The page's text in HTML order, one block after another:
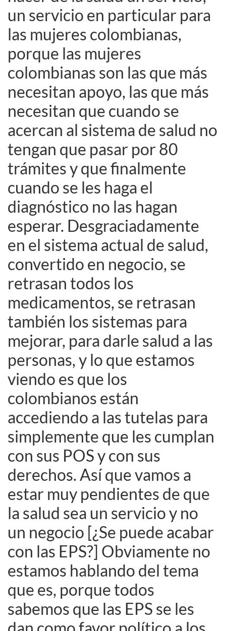
un servicio en particular para
las mujeres colombianas,
porque las mujeres
colombianas son las que más
necesitan apoyo, las que más
necesitan que cuando se
acercan al sistema de salud no
tengan que pasar por 80
trámites y que finalmente
cuando se les haga el
diagnóstico no las hagan
esperar. Desgraciadamente
en el sistema actual de salud,
convertido en negocio, se
retrasan todos los
medicamentos, se retrasan
también los sistemas para
mejorar, para darle salud a las
personas, y lo que estamos
viendo es que los
colombianos están
accediendo a las tutelas para
simplemente que les cumplan
con sus POS y con sus
derechos. Así que vamos a
estar muy pendientes de que
la salud sea un servicio y no
un negocio [¿Se puede acabar
con las EPS?] Obviamente no
estamos hablando del tema
que es, porque todos
sabemos que las EPS se les